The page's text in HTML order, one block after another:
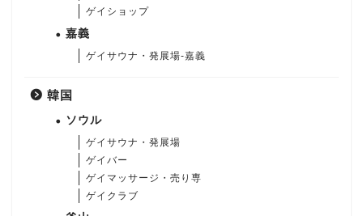
ゲイショップ
嘉義
ゲイサウナ・発展場-嘉義
韓国
ソウル
ゲイサウナ・発展場
ゲイバー
ゲイマッサージ・売り専
ゲイクラブ